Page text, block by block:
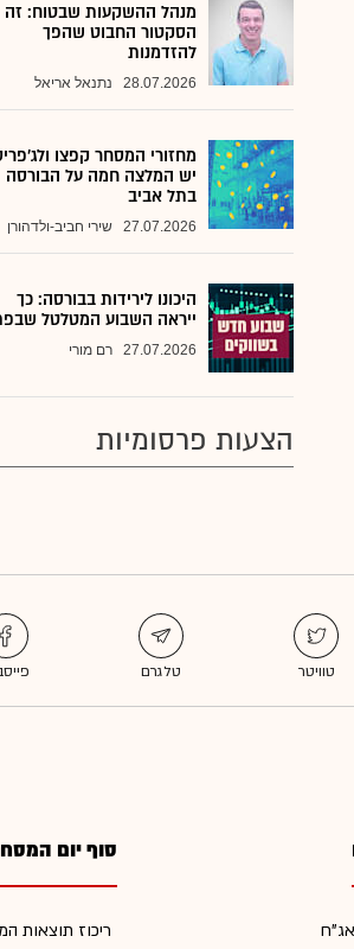
מנהל ההשקעות שבטוח: זה
הסקטור החבוט שהפך
להזדמנות
28.07.2026 נתנאל אריאל
מחזורי המסחר קפצו
יש המלצה חמה על הבורסה
בתל אביב
27.07.2026 שירי חביב-ולדהורן
היכונו לירידות בבורסה: כך
ייראה השבוע המטלטל
27.07.2026 רם מורי
הצעות פרסומיות
סוף יום
ריכוז תוצאות